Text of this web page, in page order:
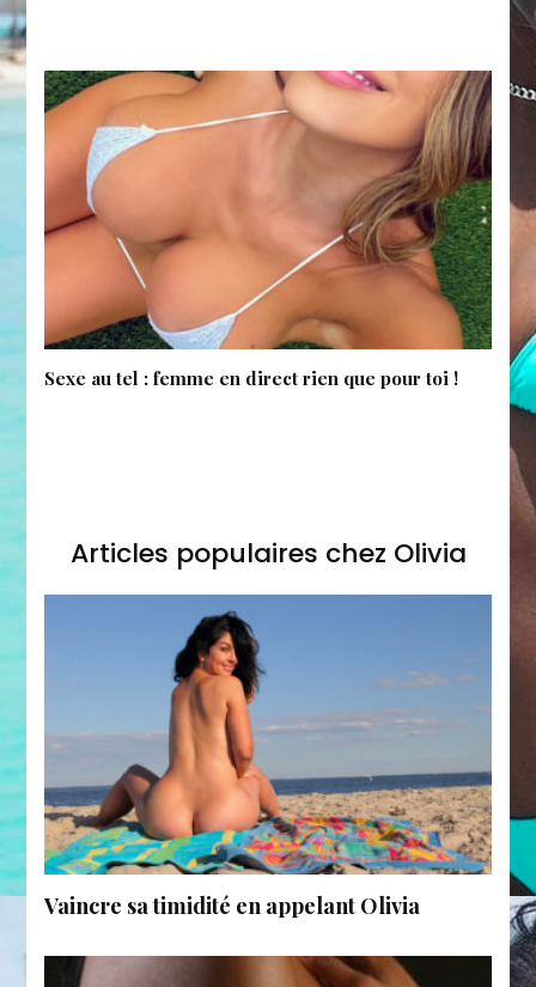
Sexe au tel : femme en direct rien que pour toi !
Articles populaires chez Olivia
Vaincre sa timidité en appelant Olivia